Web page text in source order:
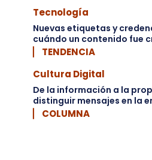
Tecnología
Nuevas etiquetas y
cuándo un contenido fue
▏ TENDENCIA
Cultura Digital
De la información a la
distinguir mensajes en la
▏ COLUMNA